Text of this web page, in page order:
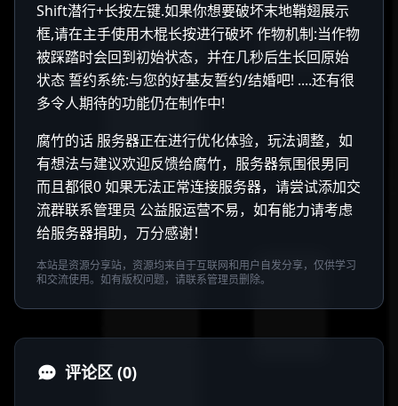
Shift潜行+长按左键.如果你想要破坏末地鞘翅展示
框,请在主手使用木棍长按进行破坏 作物机制:当作物
被踩踏时会回到初始状态，并在几秒后生长回原始
状态 誓约系统:与您的好基友誓约/结婚吧! ....还有很
多令人期待的功能仍在制作中!
腐竹的话 服务器正在进行优化体验，玩法调整，如
有想法与建议欢迎反馈给腐竹，服务器氛围很男同
而且都很0 如果无法正常连接服务器，请尝试添加交
流群联系管理员 公益服运营不易，如有能力请考虑
给服务器捐助，万分感谢！
本站是资源分享站，资源均来自于互联网和用户自发分享，仅供学习
和交流使用。如有版权问题，请联系管理员删除。
评论区 (0)